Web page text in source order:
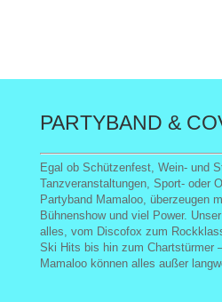
PARTYBAND &
Egal ob Schützenfest, Wein- und
Tanzveranstaltungen, Sport- oder
Partyband Mamaloo, überzeugen
Bühnenshow und viel Power.
alles, vom Discofox zum
Ski Hits bis hin zum Chartstürmer
Mamaloo können alles außer